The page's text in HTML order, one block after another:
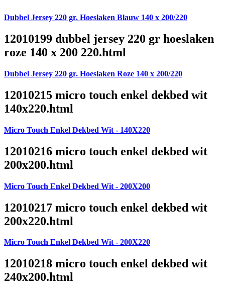
Dubbel Jersey 220 gr. Hoeslaken Blauw 140 x 200/220
12010199 dubbel jersey 220 gr hoeslaken
roze 140 x 200 220.html
Dubbel Jersey 220 gr. Hoeslaken Roze 140 x 200/220
12010215 micro touch enkel dekbed wit
140x220.html
Micro Touch Enkel Dekbed Wit - 140X220
12010216 micro touch enkel dekbed wit
200x200.html
Micro Touch Enkel Dekbed Wit - 200X200
12010217 micro touch enkel dekbed wit
200x220.html
Micro Touch Enkel Dekbed Wit - 200X220
12010218 micro touch enkel dekbed wit
240x200.html